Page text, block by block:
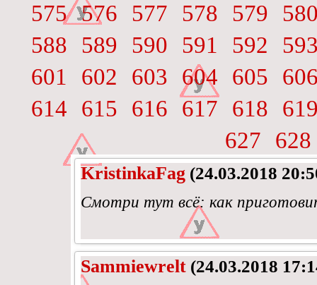
575 576 577 578 579
588
589 590 591 592
601
602 603 604 605
614
615 616 617 618
627
628
KristinkaFag (24.03.2018
Смотри тут всё: как
Sammiewrelt (24.03.2018